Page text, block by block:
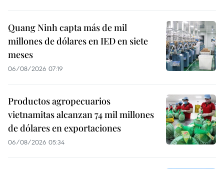
Quang Ninh capta más de mil
millones de dólares en IED en siete
meses
06/08/2026 07:19
Productos agropecuarios
vietnamitas alcanzan 74 mil millones
de dólares en exportaciones
06/08/2026 05:34